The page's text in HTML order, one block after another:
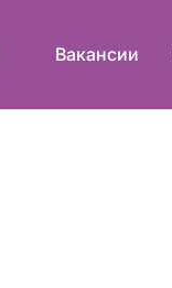
Вакансии